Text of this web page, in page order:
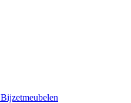
Bijzetmeubelen